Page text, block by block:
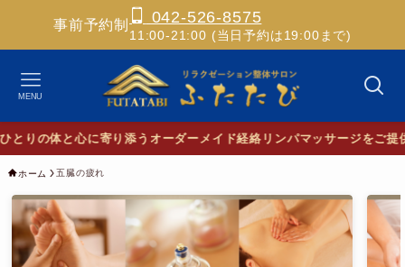
事前予約制 042-526-8575
11:00-21:00 (当日予約は19:00まで)
MENU
の体と心に寄り添うオーダーメイド経絡リンパマッサージをご提供
ホーム 五臓の疲れ